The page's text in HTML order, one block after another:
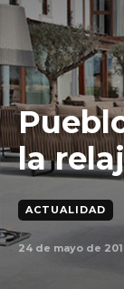
la
ACTUALIDAD
24 de mayo de